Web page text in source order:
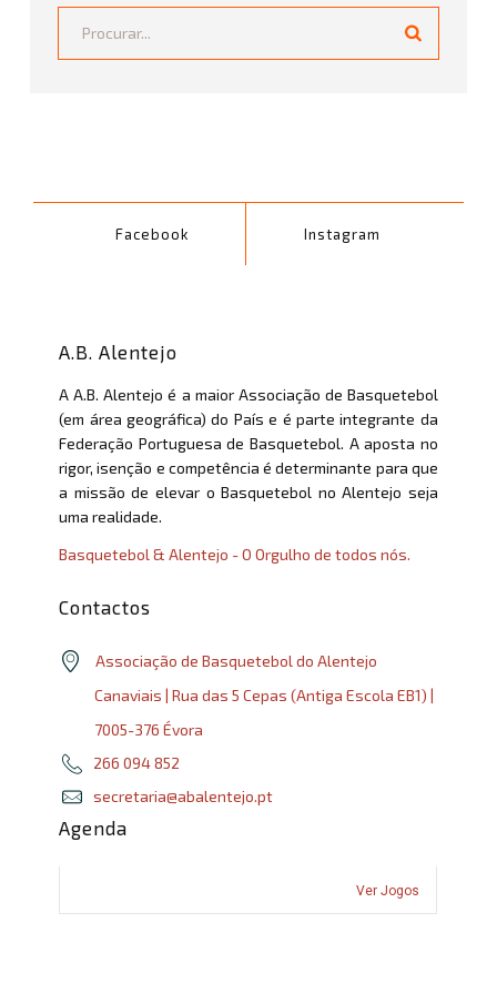
Facebook Instagram
A.B. Alentejo
A A.B. Alentejo é a maior Associação de Basquetebol
(em área geográfica) do País e é parte integrante da
Federação Portuguesa de Basquetebol. A aposta no
rigor, isenção e competência é determinante para que
a missão de elevar o Basquetebol no Alentejo seja
uma realidade.
Basquetebol & Alentejo - O Orgulho de todos nós.
Contactos
Associação de Basquetebol do Alentejo
Canaviais | Rua das 5 Cepas (Antiga Escola EB1) |
7005-376 Évora
266 094 852
secretaria@abalentejo.pt
Agenda
Ver Jogos